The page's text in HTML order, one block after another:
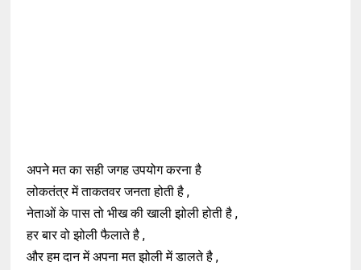
अपने मत का सही जगह उपयोग करना है
लोकतंत्र में ताकतवर जनता होती है ,
नेताओं के पास तो भीख की खाली झोली होती है ,
हर बार वो झोली फैलाते है ,
और हम दान में अपना मत झोली में डालते है ,